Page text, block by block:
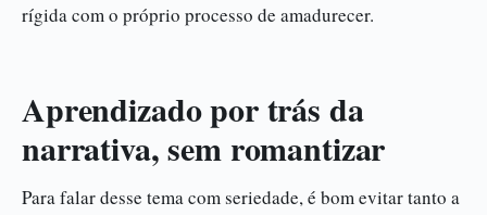
rígida com o próprio processo de amadurecer.
Aprendizado por trás da
narrativa, sem romantizar
Para falar desse tema com seriedade, é bom evitar tanto a